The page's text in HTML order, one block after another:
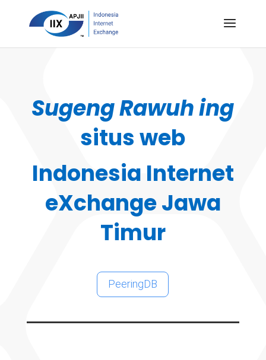
Sugeng Rawuh ing
situs web
Indonesia Internet
eXchange Jawa
Timur
PeeringDB